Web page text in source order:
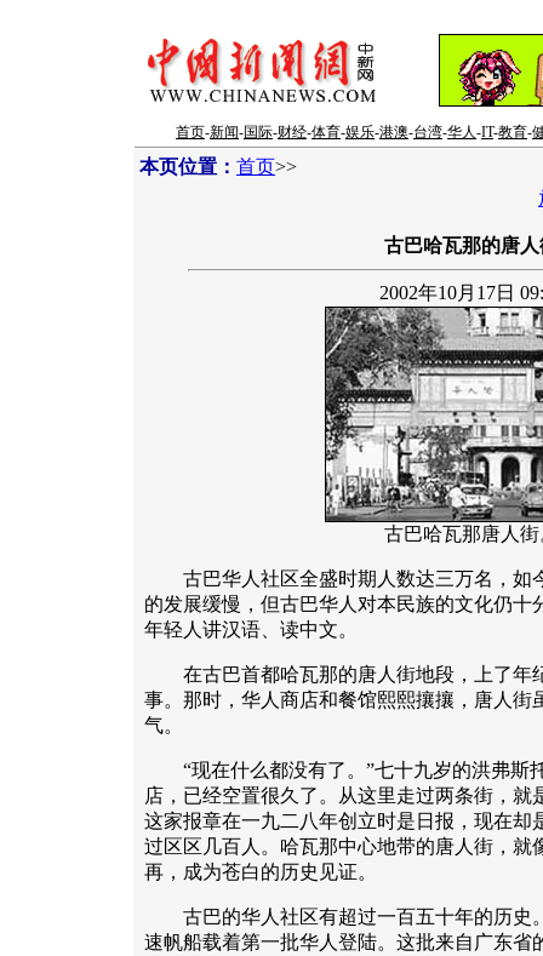
首页-新闻-国际-财经-体育-娱乐-港澳-台湾-华人-IT-教育-
本页位置： 首页>>
古巴哈瓦那的唐人
2002年10月17日
古巴哈瓦那唐人街
古巴华人社区全盛时期人数达三万名，如
的发展缓慢，但古巴华人对本民族的文化仍十
年轻人讲汉语、读中文。
在古巴首都哈瓦那的唐人街地段，上了年
事。那时，华人商店和餐馆熙熙攘攘，唐人街
气。
“现在什么都没有了。”七十九岁的洪弗斯
店，已经空置很久了。从这里走过两条街，就
这家报章在一九二八年创立时是日报，现在却
过区区几百人。哈瓦那中心地带的唐人街，就
再，成为苍白的历史见证。
古巴的华人社区有超过一百五十年的历史
速帆船载着第一批华人登陆。这批来自广东省